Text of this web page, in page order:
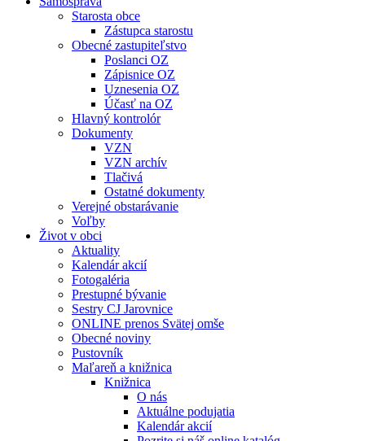
Starosta obce
Zástupca starostu
Obecné zastupiteľstvo
Poslanci OZ
Zápisnice OZ
Uznesenia OZ
Účasť na OZ
Hlavný kontrolór
Dokumenty
VZN
VZN archív
Tlačivá
Ostatné dokumenty
Verejné obstarávanie
Voľby
Život v obci
Aktuality
Kalendár akcií
Fotogaléria
Prestupné bývanie
Sestry CJ Jarovnice
ONLINE prenos Svätej omše
Obecné noviny
Pustovník
Maľareň a knižnica
Knižnica
O nás
Aktuálne podujatia
Kalendár akcií